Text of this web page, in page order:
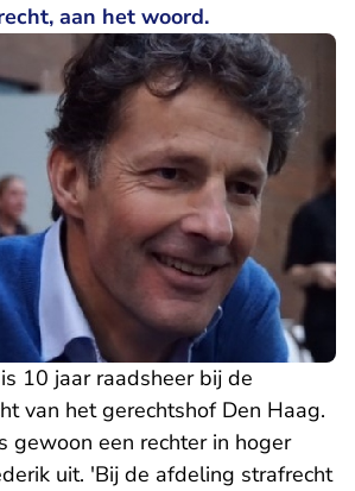
aan het woord.
10 jaar raadsheer bij de
van het gerechtshof Den Haag.
gewoon een rechter in hoger
uit. 'Bij de afdeling strafrecht